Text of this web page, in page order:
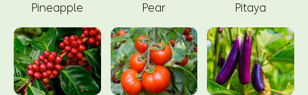
Pineapple Pear Pitaya